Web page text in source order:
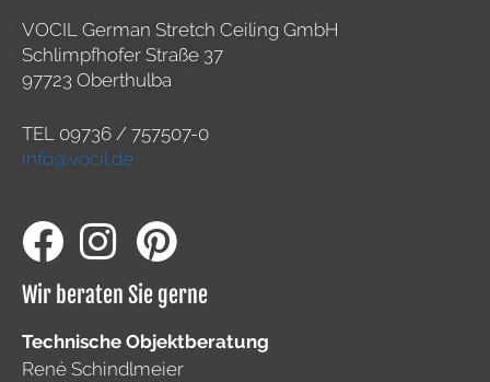
VOCIL German Stretch Ceiling GmbH
Schlimpfhofer Straße 37
97723 Oberthulba
TEL 09736 / 757507-0
info@vocil.de
Wir beraten Sie gerne
Technische Objektberatung
René Schindlmeier